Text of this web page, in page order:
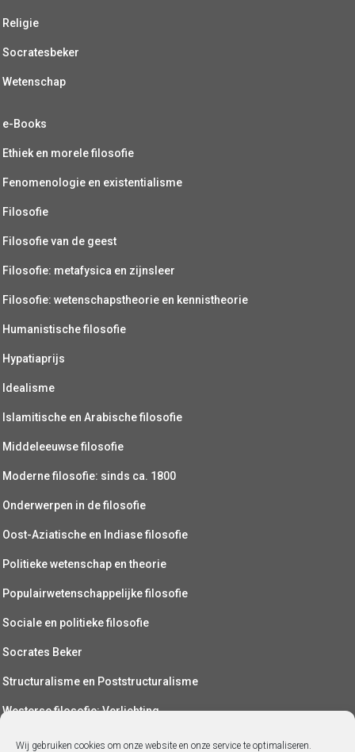
Wij gebruiken cookies om onze website en onze service te optimaliseren.
Religie
Socratesbeker
Wetenschap
e-Books
Ethiek en morele filosofie
Fenomenologie en existentialisme
Filosofie
Filosofie van de geest
Filosofie: metafysica en zijnsleer
Filosofie: wetenschapstheorie en kennistheorie
Humanistische filosofie
Hypatiaprijs
Idealisme
Islamitische en Arabische filosofie
Middeleeuwse filosofie
Moderne filosofie: sinds ca. 1800
Onderwerpen in de filosofie
Oost-Aziatische en Indiase filosofie
Politieke wetenschap en theorie
Populairwetenschappelijke filosofie
Sociale en politieke filosofie
Socrates Beker
Structuralisme en Poststructuralisme
Westerse filosofie: Verlichting
Wetenschapsfilosofie